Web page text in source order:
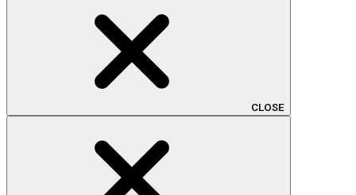
CLOSE